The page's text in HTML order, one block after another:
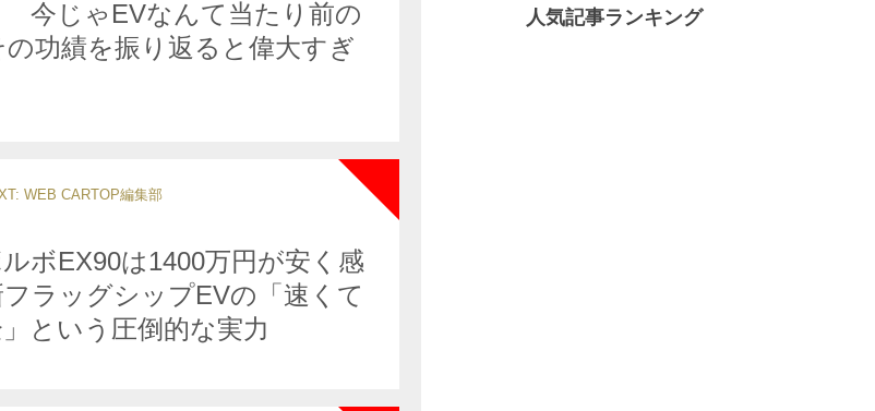
今じゃEVなんて当たり前の
功績を振り返ると偉大すぎ
WEB CARTOP編集部
ルボEX90は1400万円が安く感
ラッグシップEVの「速くて
」という圧倒的な実力
人気記事ランキング